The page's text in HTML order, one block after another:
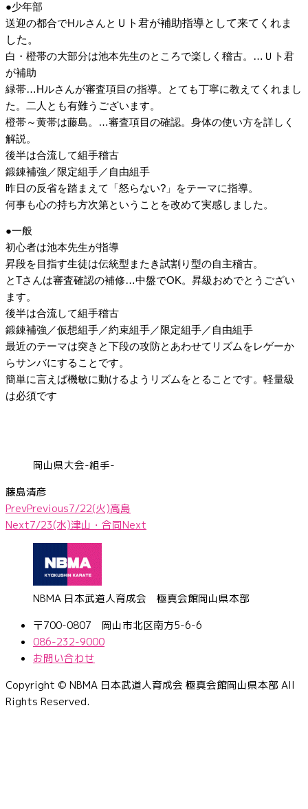
●少年部
送迎の都合でHルさんと Ｕト君が補助指導として来てくれま
した。
白・橙帯の大部分は池本先生のところで楽しく稽古。…Ｕト君
が補助
緑帯…Hルさんが審査項目の指導。とても丁寧に教えてくれまし
た。二人とも有難うございます。
橙帯～黄帯は藤島。…審査項目の確認。身体の使い方を詳しく
解説。
後半は合流して組手稽古
鍛錬補強／限定組手／自由組手
昨日の反省を踏まえて「怒らない?」をテーマに指導。
何事も心の持ち方次第ということを改めて実感しました。
●一般
初心者は池本先生が指導
昇段を目指す生徒は伝統型またき試割り型の自主稽古。
とTさんは審査確認の補修…中盤でOK。昇級おめでとうござい
ます。
後半は合流して組手稽古
鍛錬補強／仮想組手／約束組手／限定組手／自由組手
最近のテーマは突きと下段の攻防とあわせてリズムをレゲーか
らサンバにすることです。
簡単に言えば機敏に動けるようリズムをとることです。軽量級
は必須です
岡山県大会-組手-
藤島清彦
PrevPrevious7/22(火)高島
Next7/23(水)津山・合同Next
NBMA 日本武道人育成会 極真会館岡山県本部
〒700-0807 岡山市北区南方5-6-6
086-232-9000
お問い合わせ
Copyright © NBMA 日本武道人育成会 極真会館岡山県本部 All
Rights Reserved.